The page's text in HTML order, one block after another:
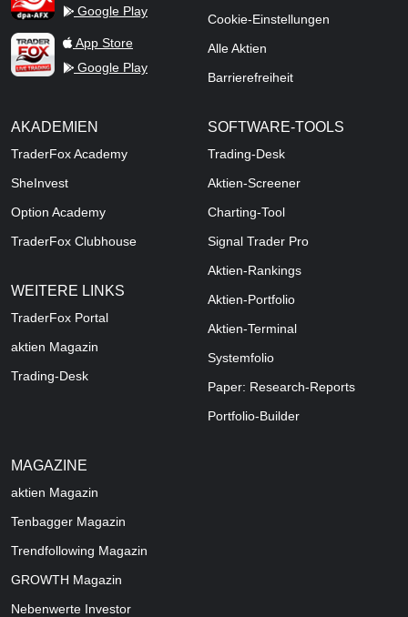
Google Play
TraderFox Live Trading
App Store
Google Play
Cookie-Einstellungen
Alle Aktien
Barrierefreiheit
AKADEMIEN
TraderFox Academy
SheInvest
Option Academy
TraderFox Clubhouse
WEITERE LINKS
TraderFox Portal
aktien Magazin
Trading-Desk
SOFTWARE-TOOLS
Trading-Desk
Aktien-Screener
Charting-Tool
Signal Trader Pro
Aktien-Rankings
Aktien-Portfolio
Aktien-Terminal
Systemfolio
Paper: Research-Reports
Portfolio-Builder
MAGAZINE
aktien Magazin
Tenbagger Magazin
Trendfollowing Magazin
GROWTH Magazin
Nebenwerte Investor